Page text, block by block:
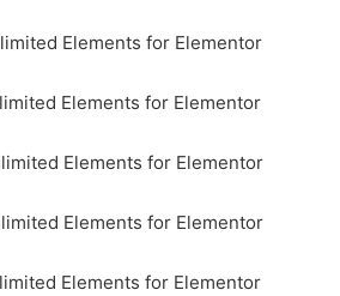
Elements for Elementor
Elements for Elementor
Elements for Elementor
Elements for Elementor
Elements for Elementor